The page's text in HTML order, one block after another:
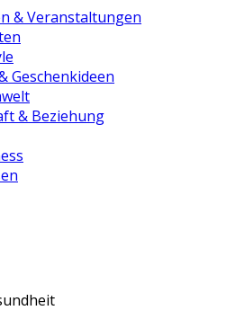
& Veranstaltungen
Geschenkideen
& Beziehung